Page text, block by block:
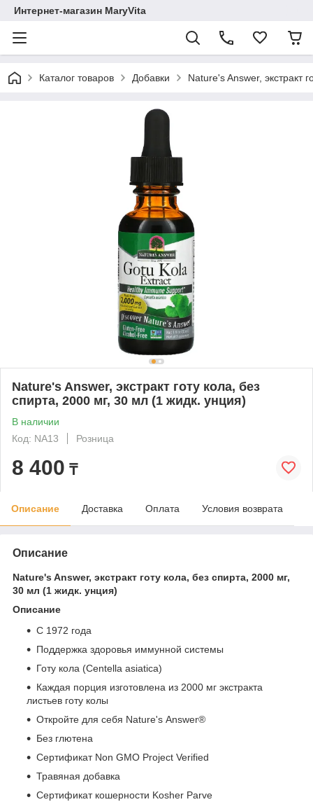
Интернет-магазин MaryVita
Каталог товаров Добавки Nature's Answer, экстракт
Nature's Answer, экстракт готу кола, без
спирта, 2000 мг, 30 мл (1 жидк. унция)
В наличии
Код: NA13
Розница
8 400 ₸
Описание Доставка Оплата Условия возврата
Описание
Nature's Answer, экстракт готу кола, без спирта, 2000 мг,
30 мл (1 жидк. унция)
Описание
С 1972 года
Поддержка здоровья иммунной системы
Готу кола (Centella asiatica)
Каждая порция изготовлена из 2000 мг экстракта
листьев готу колы
Откройте для себя Nature's Answer®
Без глютена
Сертификат Non GMO Project Verified
Травяная добавка
Сертификат кошерности Kosher Parve